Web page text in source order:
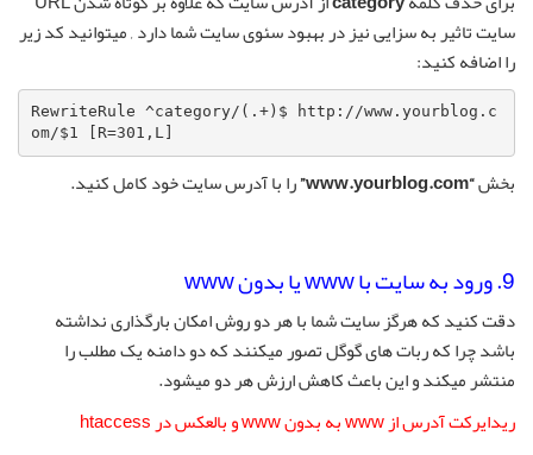
سایت تاثیر به سزایی نیز در بهبود سئوی سایت شما دارد , میتوانید کد زیر
را اضافه کنید:
RewriteRule ^category/(.+)$ http://www.yourblog.c
om/$1 [R=301,L]
بخش“www.yourblog.com” را با آدرس سایت خود کامل کنید.
9. ورود به سایت با www یا بدون www
دقت کنید که هرگز سایت شما با هر دو روش امکان بارگذاری نداشته
باشد چرا که ربات های گوگل تصور میکنند که دو دامنه یک مطلب را
منتشر میکند و این باعث کاهش ارزش هر دو میشود.
ریدایرکت آدرس از www به بدون www و بالعکس در htaccess